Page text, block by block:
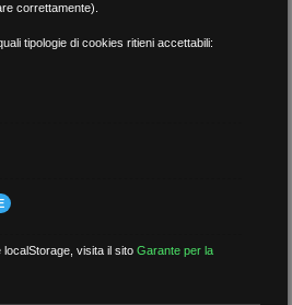
correttamente).
tipologie di cookies ritieni accettabili:
localStorage, visita il sitoGarante per la